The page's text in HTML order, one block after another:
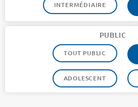
INTERMÉDIAIRE
PUBLIC
TOUT PUBLIC
ADOLESCENT